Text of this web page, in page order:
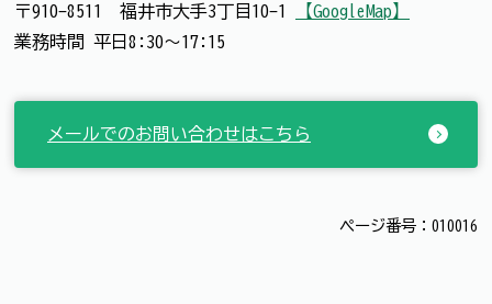
〒910-8511 福井市大手3丁目10-1
【GoogleMap】
業務時間 平日8:30～17:15
メールでのお問い合わせはこちら
ページ番号：010016